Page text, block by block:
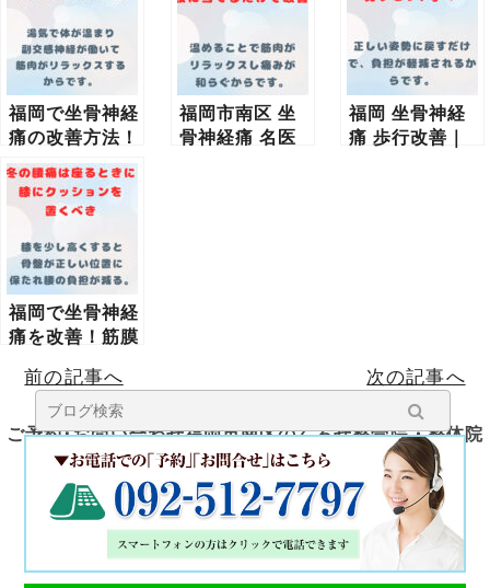
福岡で坐骨神経
痛の改善方法！
湯気を吸い込む
ことで腰痛改善
福岡市南区 坐
骨神経痛 名医
福岡 坐骨神経
痛 歩行改善｜
福岡で坐骨神経
痛を改善！筋膜
い座り方で腰の
負担を軽減
前の記事へ 次の記事へ
ご予約･お問い合わせ福岡市南区のくろせ整骨院・整体院